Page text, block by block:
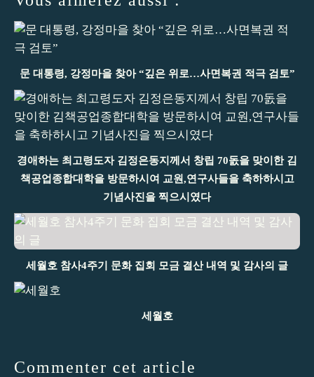
문 대통령, 강정마을 찾아 “깊은 위로…사면복권 적극 검토”
경애하는 최고령도자 김정은동지께서 창립 70돐을 맞이한 김
책공업종합대학을 방문하시여 교원,연구사들을 축하하시고
기념사진을 찍으시였다
세월호 참사4주기 문화 집회 모금 결산 내역 및 감사의 글
세월호
Commenter cet article